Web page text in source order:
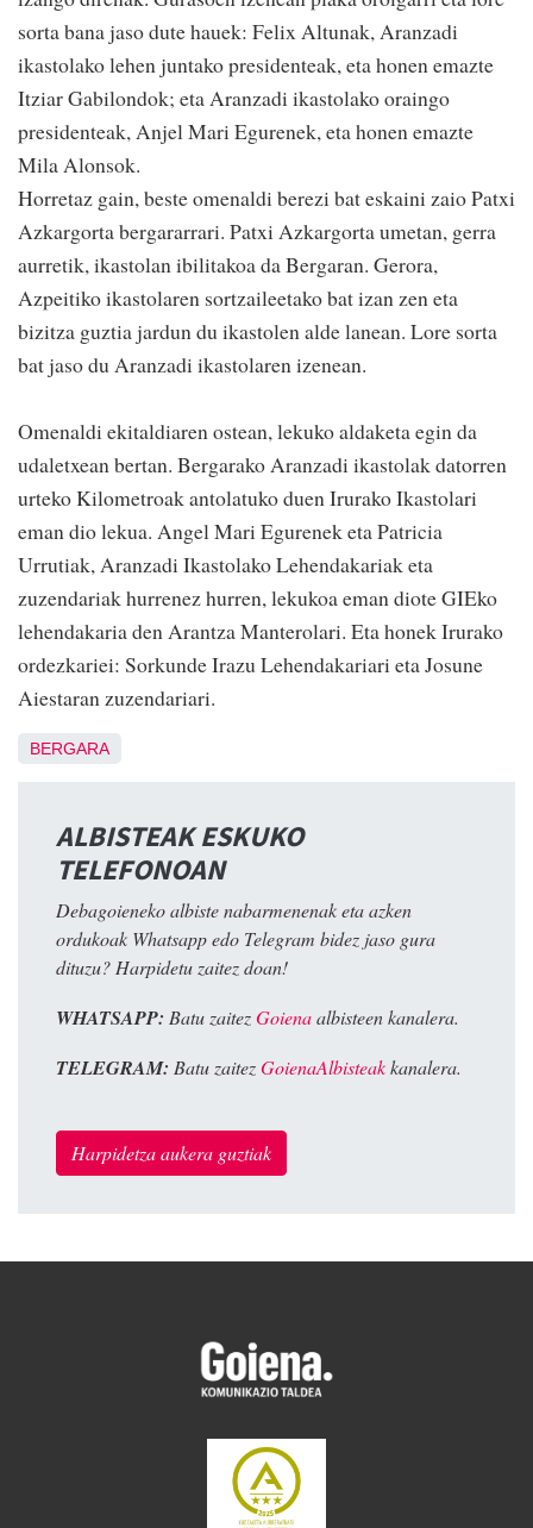
sorta bana jaso dute hauek: Felix Altunak, Aranzadi
ikastolako lehen juntako presidenteak, eta honen emazte
Itziar Gabilondok; eta Aranzadi ikastolako oraingo
presidenteak, Anjel Mari Egurenek, eta honen emazte
Mila Alonsok.
Horretaz gain, beste omenaldi berezi bat eskaini zaio Patxi
Azkargorta bergararrari. Patxi Azkargorta umetan, gerra
aurretik, ikastolan ibilitakoa da Bergaran. Gerora,
Azpeitiko ikastolaren sortzaileetako bat izan zen eta
bizitza guztia jardun du ikastolen alde lanean. Lore sorta
bat jaso du Aranzadi ikastolaren izenean.
Omenaldi ekitaldiaren ostean, lekuko aldaketa egin da
udaletxean bertan. Bergarako Aranzadi ikastolak datorren
urteko Kilometroak antolatuko duen Irurako Ikastolari
eman dio lekua. Angel Mari Egurenek eta Patricia
Urrutiak, Aranzadi Ikastolako Lehendakariak eta
zuzendariak hurrenez hurren, lekukoa eman diote GIEko
lehendakaria den Arantza Manterolari. Eta honek Irurako
ordezkariei: Sorkunde Irazu Lehendakariari eta Josune
Aiestaran zuzendariari.
BERGARA
ALBISTEAK ESKUKO
TELEFONOAN
Debagoieneko albiste nabarmenenak eta azken
ordukoak Whatsapp edo Telegram bidez jaso gura
dituzu? Harpidetu zaitez doan!
WHATSAPP: Batu zaitezGoienaalbisteen kanalera.
TELEGRAM: Batu zaitezGoienaAlbisteakkanalera.
Harpidetza aukera guztiak